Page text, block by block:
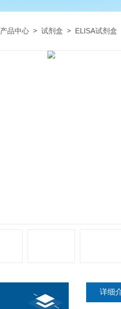
产品中心 > 试剂盒 > ELISA试剂盒
详细